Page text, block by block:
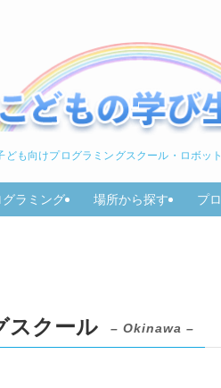
ども向けプログラミングスクール・ロボッ
グラミング 場所から探す プ
スクール – Okinawa –